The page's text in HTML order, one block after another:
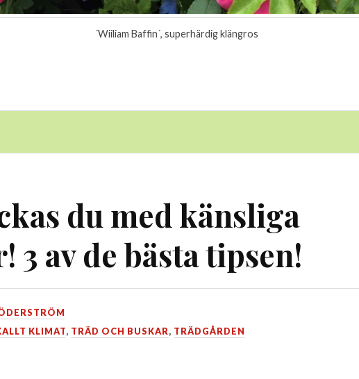
´Wiiliam Baffin´, superhärdig klängros
du med känsliga
3 av de bästa tipsen!
KLIMAT, TRÄD OCH BUSKAR, TRÄDGÅRDEN